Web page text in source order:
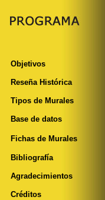
Objetivos
Reseña Histórica
Tipos de Murales
Base de datos
Fichas de Murales
Bibliografía
Agradecimientos
Créditos